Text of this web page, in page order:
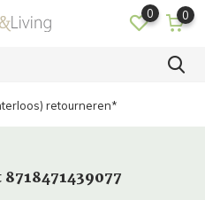
0 0
retourneren*